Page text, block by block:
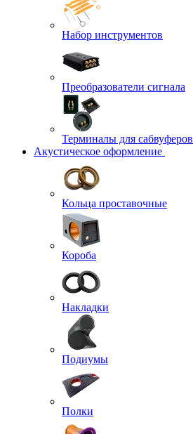
Набор инструментов
Преобразователи сигнала
Терминалы для сабвуферов
Акустическое оформление
Кольца проставочные
Короба
Накладки
Подиумы
Полки